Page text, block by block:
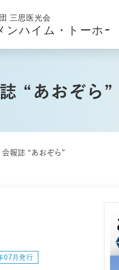
“あおぞら”
会報誌 “あおぞら”
07月発行